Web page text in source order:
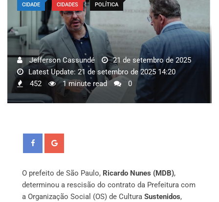
CIDADE CIDADES POLÍTICA
Jefferson Cassundé
21 de setembro de 2025
Latest Update: 21 de setembro de 2025 14:20
452
1 minute read 0
O prefeito de São Paulo, Ricardo Nunes (MDB),
determinou a rescisão do contrato da Prefeitura com
a Organização Social (OS) de Cultura Sustenidos,